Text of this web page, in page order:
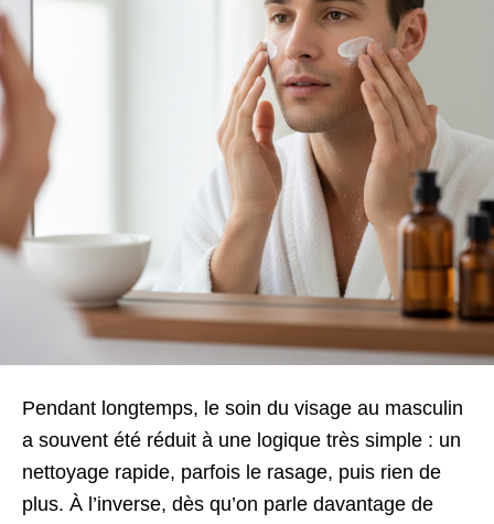
Pendant longtemps, le soin du visage au masculin
a souvent été réduit à une logique très simple : un
nettoyage rapide, parfois le rasage, puis rien de
plus. À l’inverse, dès qu’on parle davantage de